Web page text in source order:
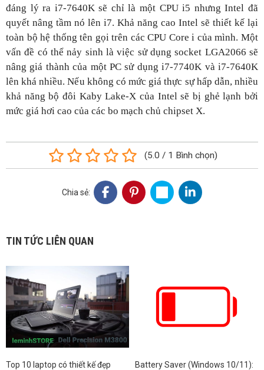
đáng lý ra i7-7640K sẽ chỉ là một CPU i5 nhưng Intel đã
quyết nâng tầm nó lên i7. Khả năng cao Intel sẽ thiết kế lại
toàn bộ hệ thống tên gọi trên các CPU Core i của mình. Một
vấn đề có thể nảy sinh là việc sử dụng socket LGA2066 sẽ
nâng giá thành của một PC sử dụng i7-7740K và i7-7640K
lên khá nhiều. Nếu không có mức giá thực sự hấp dẫn, nhiều
khả năng bộ đôi Kaby Lake-X của Intel sẽ bị ghẻ lạnh bởi
mức giá hơi cao của các bo mạch chủ chipset X.
(5.0 / 1 Bình chọn)
Chia sẻ:
TIN TỨC LIÊN QUAN
Top 10 laptop có thiết kế đẹp
Battery Saver (Windows 10/11):